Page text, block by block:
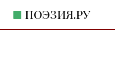
ПОЭЗИЯ.РУ